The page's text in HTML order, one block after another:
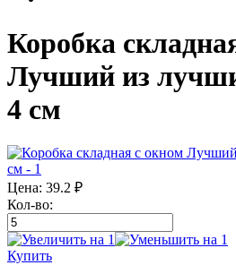
Коробка
Лучший из
4 см
Цена: 39.2 ₽
Кол-во:
Купить